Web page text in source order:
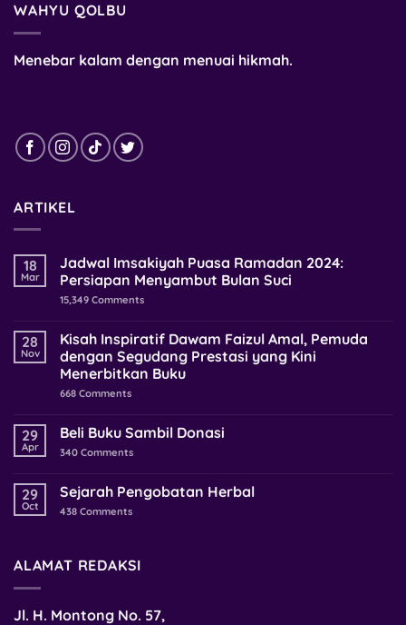
WAHYU QOLBU
Menebar kalam dengan menuai hikmah.
ARTIKEL
18
Mar
Jadwal Imsakiyah Puasa Ramadan 2024:
Persiapan Menyambut Bulan Suci
15,349 Comments
28
Nov
Kisah Inspiratif Dawam Faizul Amal, Pemuda
dengan Segudang Prestasi yang Kini
Menerbitkan Buku
668 Comments
29
Apr
Beli Buku Sambil Donasi
340 Comments
29
Oct
Sejarah Pengobatan Herbal
438 Comments
ALAMAT REDAKSI
Jl. H. Montong No. 57,